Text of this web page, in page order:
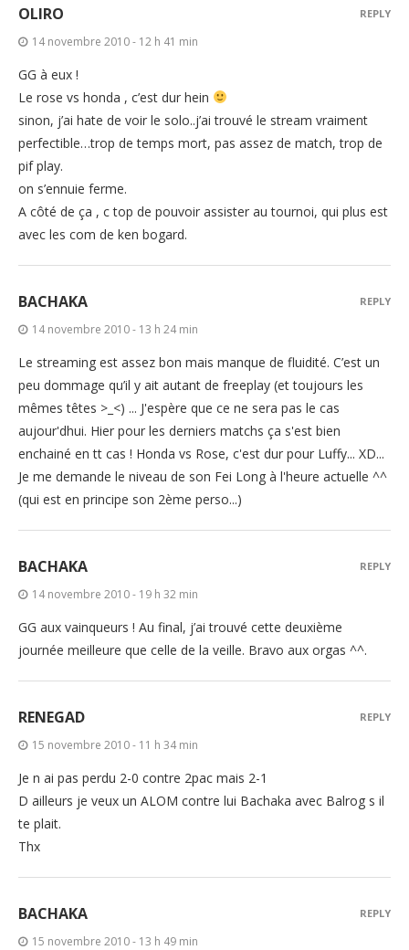
OLIRO
14 novembre 2010 - 12 h 41 min
GG à eux !
Le rose vs honda , c’est dur hein
sinon, j’ai hate de voir le solo..j’ai trouvé le stream vraiment
perfectible…trop de temps mort, pas assez de match, trop de
pif play.
on s’ennuie ferme.
A côté de ça , c top de pouvoir assister au tournoi, qui plus est
avec les com de ken bogard.
REPLY
BACHAKA
14 novembre 2010 - 13 h 24 min
Le streaming est assez bon mais manque de fluidité. C’est un
peu dommage qu’il y ait autant de freeplay (et toujours les
mêmes têtes >_<) ... J'espère que ce ne sera pas le cas
aujour'dhui. Hier pour les derniers matchs ça s'est bien
enchainé en tt cas ! Honda vs Rose, c'est dur pour Luffy... XD...
Je me demande le niveau de son Fei Long à l'heure actuelle ^^
(qui est en principe son 2ème perso...)
REPLY
BACHAKA
14 novembre 2010 - 19 h 32 min
GG aux vainqueurs ! Au final, j’ai trouvé cette deuxième
journée meilleure que celle de la veille. Bravo aux orgas ^^.
REPLY
RENEGAD
15 novembre 2010 - 11 h 34 min
Je n ai pas perdu 2-0 contre 2pac mais 2-1
D ailleurs je veux un ALOM contre lui Bachaka avec Balrog s il
te plait.
Thx
REPLY
BACHAKA
15 novembre 2010 - 13 h 49 min
REPLY